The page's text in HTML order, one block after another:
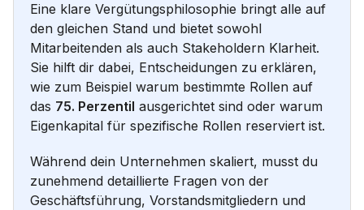
Eine klare Vergütungsphilosophie bringt alle auf
den gleichen Stand und bietet sowohl
Mitarbeitenden als auch Stakeholdern Klarheit.
Sie hilft dir dabei, Entscheidungen zu erklären,
wie zum Beispiel warum bestimmte Rollen auf
das 75. Perzentil ausgerichtet sind oder warum
Eigenkapital für spezifische Rollen reserviert ist.
Während dein Unternehmen skaliert, musst du
zunehmend detaillierte Fragen von der
Geschäftsführung, Vorstandsmitgliedern und